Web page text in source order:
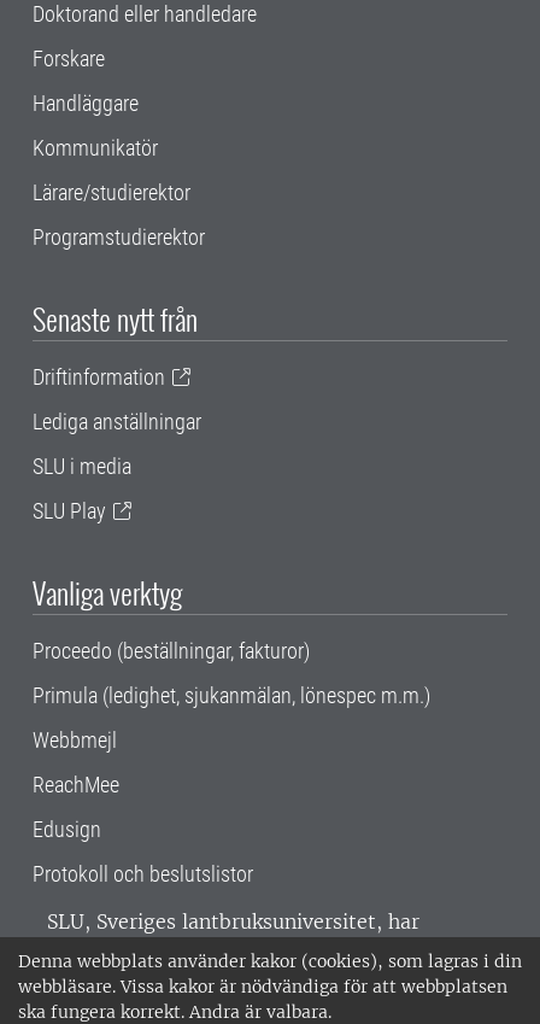
Denna webbplats använder kakor (cookies), som lagras i din
webbläsare. Vissa kakor är nödvändiga för att webbplatsen
ska fungera korrekt. Andra är valbara.
Doktorand eller handledare
Forskare
Handläggare
Kommunikatör
Lärare/studierektor
Programstudierektor
Senaste nytt från
Driftinformation
Lediga anställningar
SLU i media
SLU Play
Vanliga verktyg
Proceedo (beställningar, fakturor)
Primula (ledighet, sjukanmälan, lönespec m.m.)
Webbmejl
ReachMee
Edusign
Protokoll och beslutslistor
SLU, Sveriges lantbruksuniversitet, har
verksamhet över hela Sverige. Huvudorter är
Alnarp, Uppsala och Umeå.SLU är
miljöcertifierat enligt ISO 14001. •